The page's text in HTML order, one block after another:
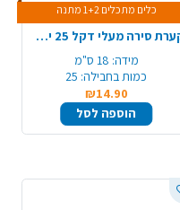
כלים מתכלים 1+2 מתנה
קערת סירה מעלי דקל 25 יח' 180 מ"מ - גדול
מידה: 18 ס"מ
כמות בחבילה: 25
₪14.90
הוספה לסל